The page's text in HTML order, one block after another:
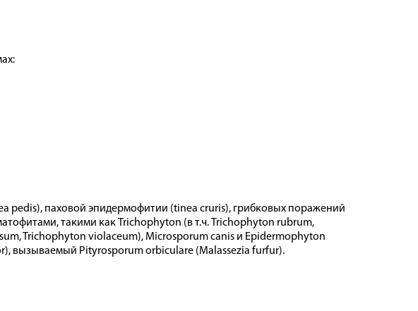
pedis), паховой эпидермофитии (tinea cruris), грибковых поражений
такими как Trichophyton (в т.ч. Trichophyton rubrum,
Trichophyton violaceum), Microsporum canis и Epidermophyton
вызываемый Pityrosporum orbiculare (Malassezia furfur).